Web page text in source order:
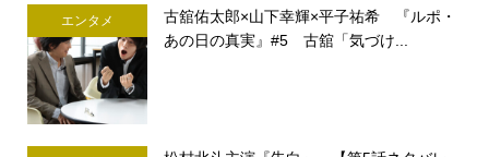
エンタメ
古舘佑太郎×山下幸輝×平子祐希 『ルポ・
あの日の真実』#5 古舘「気づけ...